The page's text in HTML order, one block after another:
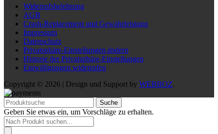
Widerrufsbelehrung
AGB
Crash-Replacement und Gewährleistung
Impressum
Datenschutz
Privatsphäre-Einstellungen ändern
Historie der Privatsphäre-Einstellungen
Einwilligungen widerrufen
Copyright © 2026 | Design und Support by WEBBOZ.
Suche
Geben Sie etwas ein, um Vorschläge zu erhalten.
Products
search